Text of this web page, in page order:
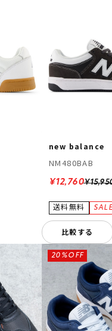
new balance
NM480BAB
¥12,760
比較する
20%OFF